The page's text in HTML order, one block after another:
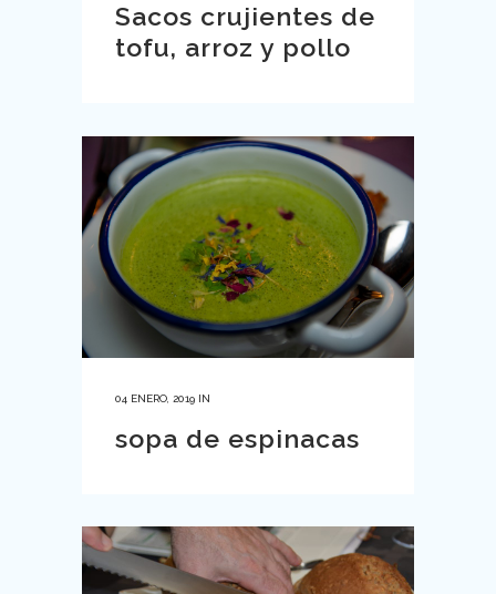
Sacos crujientes de
tofu, arroz y pollo
04 ENERO, 2019 IN
sopa de espinacas